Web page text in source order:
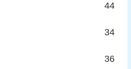
44
34
36